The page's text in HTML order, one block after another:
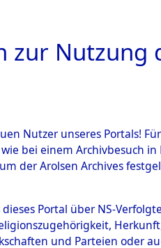
Nutzung
Nutzer unseres Portals!
bei einem Archivbesuch
der Arolsen Archives
Portal über NS-
und Parteien oder